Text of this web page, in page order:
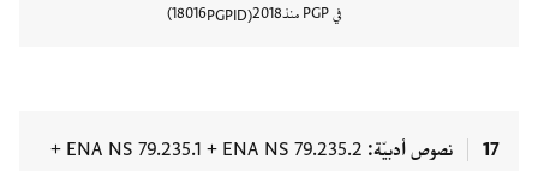
في PGP منذ 2018
PGPID
18016
17 نصوص أدبيّة ENA NS 79.235.2
+
ENA NS 79.235.1
+